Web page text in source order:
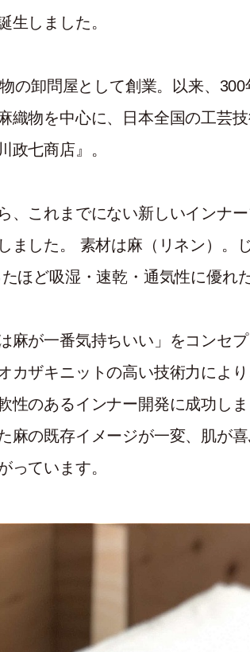
生しました。
の卸問屋として創業。以来、
織物を中心に、日本全国の工芸
政七商店』。
、これまでにない新しいインナ
ました。 素材は麻（リネン）。
ほど吸湿・速乾・通気性に優れ
麻が一番気持ちいい」をコンセ
カザキニットの高い技術力によ
性のあるインナー開発に成功し
の既存イメージが一変、肌が
っています。